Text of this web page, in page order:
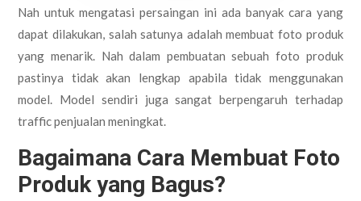
Nah untuk mengatasi persaingan ini ada banyak cara yang
dapat dilakukan, salah satunya adalah membuat foto produk
yang menarik. Nah dalam pembuatan sebuah foto produk
pastinya tidak akan lengkap apabila tidak menggunakan
model. Model sendiri juga sangat berpengaruh terhadap
traffic penjualan meningkat.
Bagaimana Cara Membuat Foto
Produk yang Bagus?